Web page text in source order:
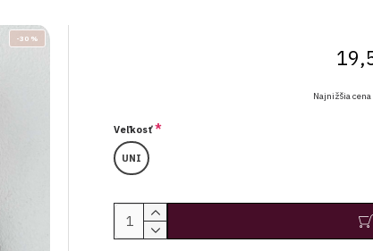
-30 %
Najnižšia
Veľkosť
UNI